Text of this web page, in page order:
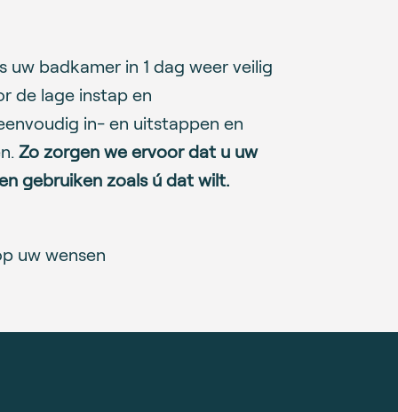
uw badkamer in 1 dag weer veilig
de lage instap en
in- en uitstappen en
Zo zorgen we ervoor dat u uw
gebruiken zoals ú dat wilt.
uw wensen